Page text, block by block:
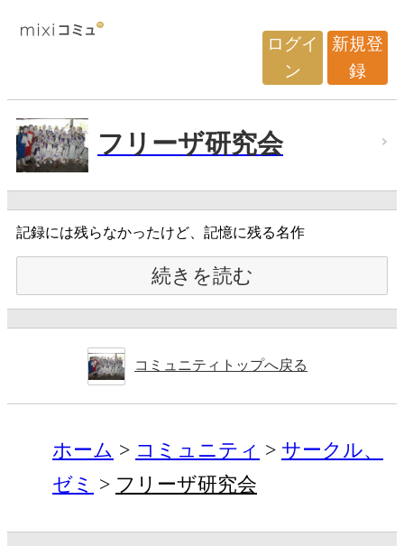
ログイ
ン
新規登
録
フリーザ研究会
記録には残らなかったけど、記憶に残る名作
続きを読む
コミュニティトップへ戻る
ホーム コミュニティ
サークル、
ゼミ
フリーザ研究会